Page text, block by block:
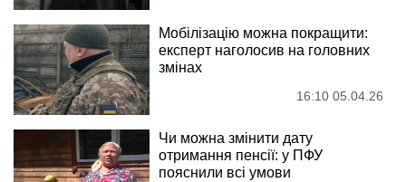
Мобілізацію можна покращити:
експерт наголосив на головних
змінах
16:10 05.04.26
Чи можна змінити дату
отримання пенсії: у ПФУ
пояснили всі умови